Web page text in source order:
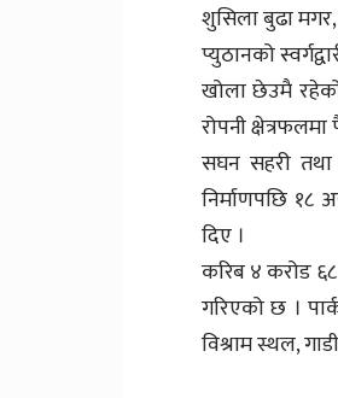
शुसिला बुढा मगर,
प्युठानको
खोला छेउमै रहेको
रोपनी
सघन सहरी तथा
निर्माणपछि १८
दिए ।
करिब ४ करोड
गरिएको छ ।
विश्राम स्थल,